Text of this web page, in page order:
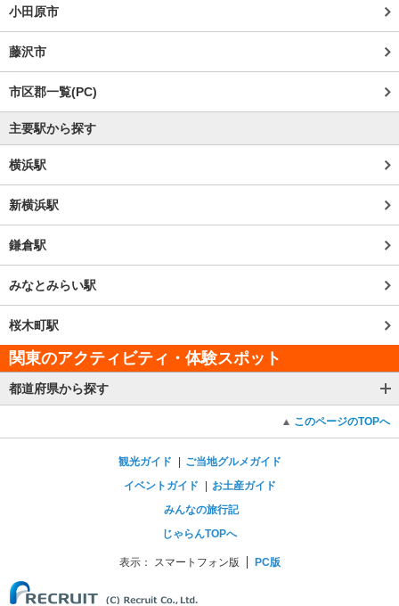
小田原市
藤沢市
市区郡一覧(PC)
主要駅から探す
横浜駅
新横浜駅
鎌倉駅
みなとみらい駅
桜木町駅
関東のアクティビティ・体験スポット
都道府県から探す
このページのTOPへ
観光ガイド
ご当地グルメガイド
イベントガイド
お土産ガイド
みんなの旅行記
じゃらんTOPへ
表示： スマートフォン版 PC版